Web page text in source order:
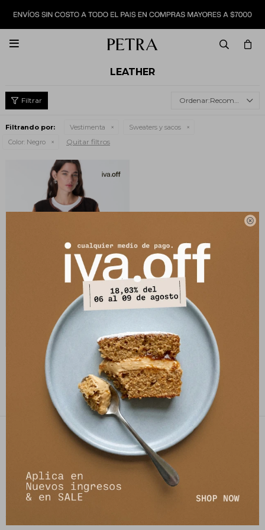


LEATHER
Recomendados
Filtrando por: Vestimenta
Sweaters y sacos
Color: Negro Quitar filtros
Saco Leather Molly -
8.484 $ 10.350
PETRA STORE
27141061 - 099 747 832
21 de setiembre 2895, Montevideo
shop@petrastore.com.uy
De lunes a sábados de 11 a 20hs